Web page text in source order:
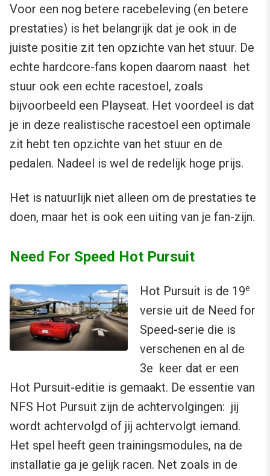
Voor een nog betere racebeleving (en betere
prestaties) is het belangrijk dat je ook in de
juiste positie zit ten opzichte van het stuur. De
echte hardcore-fans kopen daarom naast het
stuur ook een echte racestoel, zoals
bijvoorbeeld een Playseat. Het voordeel is dat
je in deze realistische racestoel een optimale
zit hebt ten opzichte van het stuur en de
pedalen. Nadeel is wel de redelijk hoge prijs.
Het is natuurlijk niet alleen om de prestaties te
doen, maar het is ook een uiting van je fan-zijn.
Need For Speed Hot Pursuit
Hot Pursuit is de 19e
versie uit de Need for
Speed-serie die is
verschenen en al de
3e keer dat er een
Hot Pursuit-editie is gemaakt. De essentie van
NFS Hot Pursuit zijn de achtervolgingen: jij
wordt achtervolgd of jij achtervolgt iemand.
Het spel heeft geen trainingsmodules, na de
installatie ga je gelijk racen. Net zoals in de